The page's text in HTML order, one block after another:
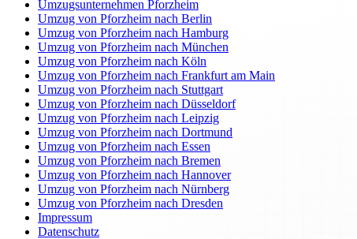
Umzugsunternehmen Pforzheim
Umzug von Pforzheim nach Berlin
Umzug von Pforzheim nach Hamburg
Umzug von Pforzheim nach München
Umzug von Pforzheim nach Köln
Umzug von Pforzheim nach Frankfurt am Main
Umzug von Pforzheim nach Stuttgart
Umzug von Pforzheim nach Düsseldorf
Umzug von Pforzheim nach Leipzig
Umzug von Pforzheim nach Dortmund
Umzug von Pforzheim nach Essen
Umzug von Pforzheim nach Bremen
Umzug von Pforzheim nach Hannover
Umzug von Pforzheim nach Nürnberg
Umzug von Pforzheim nach Dresden
Impressum
Datenschutz